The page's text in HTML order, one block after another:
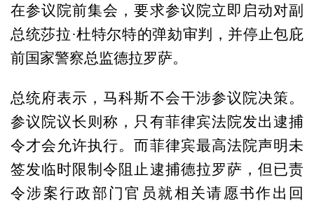
在参议院前集会，要求参议院立即启动对副
总统莎拉·杜特尔特的弹劾审判，并停止包庇
前国家警察总监德拉罗萨。
总统府表示，马科斯不会干涉参议院决策。
参议院议长则称，只有菲律宾法院发出逮捕
令才会允许执行。而菲律宾最高法院声明未
签发临时限制令阻止逮捕德拉罗萨，但已责
令涉案行政部门官员就相关请愿书作出回